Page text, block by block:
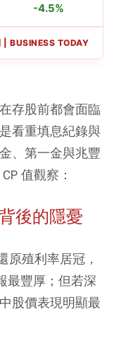
-4.5%
| BUSINESS TODAY
存股前都會面臨
看重填息紀錄與
、第一金與兆豐
值觀察：
後的隱憂
原殖利率居冠，
最豐厚；但若深
股價表現明顯最